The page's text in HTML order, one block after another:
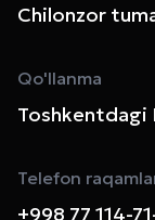
Chilonzor
Qo'llanma
Toshkentdagi
Telefon
+998 77 114-